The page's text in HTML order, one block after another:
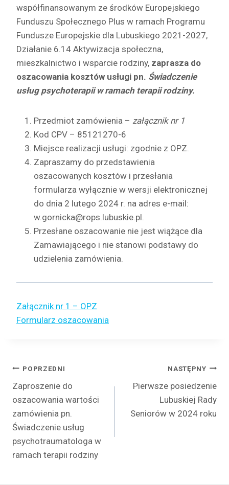
współfinansowanym ze środków Europejskiego
Funduszu Społecznego Plus w ramach Programu
Fundusze Europejskie dla Lubuskiego 2021-2027,
Działanie 6.14 Aktywizacja społeczna,
mieszkalnictwo i wsparcie rodziny, zaprasza do
oszacowania kosztów usługi pn. Świadczenie
usług psychoterapii w ramach terapii rodziny.
Przedmiot zamówienia – załącznik nr 1
Kod CPV – 85121270-6
Miejsce realizacji usługi: zgodnie z OPZ.
Zapraszamy do przedstawienia
oszacowanych kosztów i przesłania
formularza wyłącznie w wersji elektronicznej
do dnia 2 lutego 2024 r. na adres e-mail:
w.gornicka@rops.lubuskie.pl.
Przesłane oszacowanie nie jest wiążące dla
Zamawiającego i nie stanowi podstawy do
udzielenia zamówienia.
Załącznik nr 1 – OPZ
Formularz oszacowania
Nawigacja
wpisu
POPRZEDNI
Zaproszenie do
oszacowania wartości
zamówienia pn.
Świadczenie usług
psychotraumatologa w
ramach terapii rodziny
NASTĘPNY
Pierwsze posiedzenie
Lubuskiej Rady
Seniorów w 2024 roku